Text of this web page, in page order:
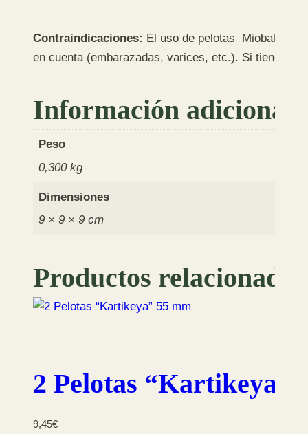
Contraindicaciones: El uso de pelotas Mioball® es
en cuenta (embarazadas, varices, etc.). Si tienes
Información adicional
Peso
0,300 kg
Dimensiones
9 × 9 × 9 cm
Productos relacionados
2 Pelotas “Kartikeya”
9,45€